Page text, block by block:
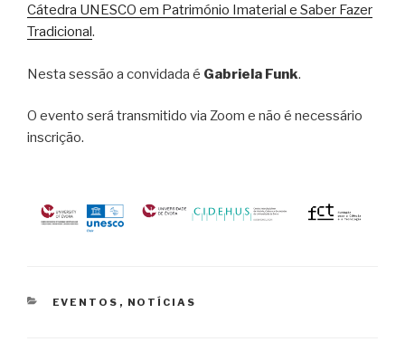
Cátedra UNESCO em Património Imaterial e Saber Fazer
Tradicional .
Nesta sessão a convidada é Gabriela Funk.
O evento será transmitido via Zoom e não é necessário
inscrição.
CATEGORIAS
EVENTOS , NOTÍCIAS